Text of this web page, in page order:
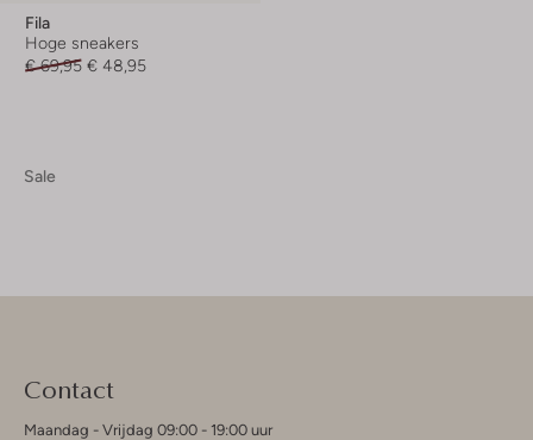
Fila
Hoge sneakers
€ 69,95 € 48,95
Sale
Contact
Maandag - Vrijdag 09:00 - 19:00 uur